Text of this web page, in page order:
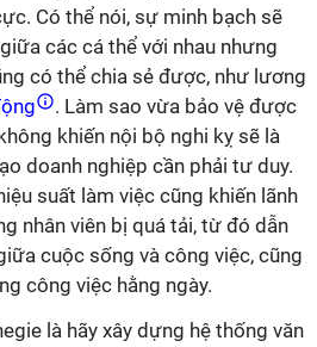
Có thể nói, sự minh bạch sẽ
các cá thể với nhau nhưng
có thể chia sẻ được, như lương
. Làm sao vừa bảo vệ được
khiến nội bộ nghi kỵ sẽ là
doanh nghiệp cần phải tư duy.
suất làm việc cũng khiến lãnh
nhân viên bị quá tải, từ đó dẫn
cuộc sống và công việc, cũng
công việc hằng ngày.
là hãy xây dựng hệ thống văn